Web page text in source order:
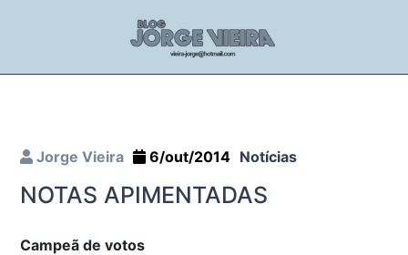
Jorge Vieira 6/out/2014 Notícias
NOTAS APIMENTADAS
Campeã de votos